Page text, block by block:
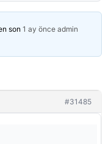
son 1 ay önce admin
#31485